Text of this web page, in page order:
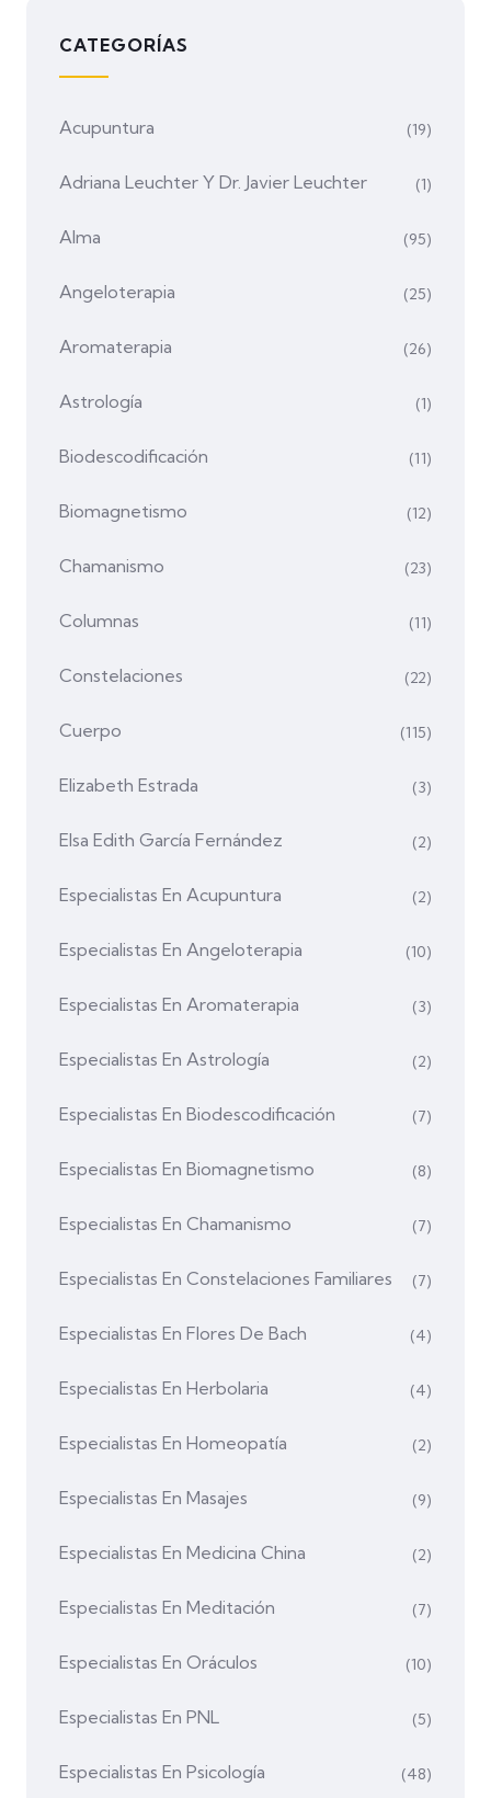
CATEGORÍAS
Acupuntura (19)
Adriana Leuchter Y Dr. Javier Leuchter (1)
Alma (95)
Angeloterapia (25)
Aromaterapia (26)
Astrología (1)
Biodescodificación (11)
Biomagnetismo (12)
Chamanismo (23)
Columnas (11)
Constelaciones (22)
Cuerpo (115)
Elizabeth Estrada (3)
Elsa Edith García Fernández (2)
Especialistas En Acupuntura (2)
Especialistas En Angeloterapia (10)
Especialistas En Aromaterapia (3)
Especialistas En Astrología (2)
Especialistas En Biodescodificación (7)
Especialistas En Biomagnetismo (8)
Especialistas En Chamanismo (7)
Especialistas En Constelaciones Familiares (7)
Especialistas En Flores De Bach (4)
Especialistas En Herbolaria (4)
Especialistas En Homeopatía (2)
Especialistas En Masajes (9)
Especialistas En Medicina China (2)
Especialistas En Meditación (7)
Especialistas En Oráculos (10)
Especialistas En PNL (5)
Especialistas En Psicología (48)